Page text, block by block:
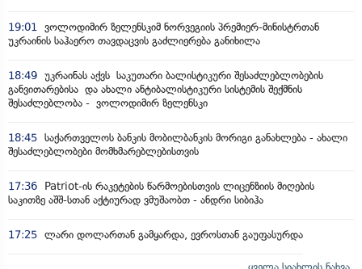
19:01 ვოლოდიმირ ზელენსკიმ ნორვეგიის პრემიერ-მინისტრთან
უკრაინის საჰაერო თავდაცვის გაძლიერება განიხილა
18:49 უკრაინას აქვს საკუთარი ბალისტიკური შესაძლებლობების
განვითარებისა და ახალი ანტიბალისტიკური სისტემის შექმნის
შესაძლებლობა - ვოლოდიმირ ზელენსკი
18:45 საქართველოს ბანკის მობილბანკის მორიგი განახლება - ახალი
შესაძლებლობები მომხმარებლებისთვის
17:36
Patriot-ის რაკეტების წარმოებისთვის ლიცენზიის მიღების
საკითზე აშშ-სთან აქტიურად ვმუშაობთ - ანდრი სიბიჰა
17:25 ლარი დოლართან გამყარდა, ევროსთან გაუფასურდა